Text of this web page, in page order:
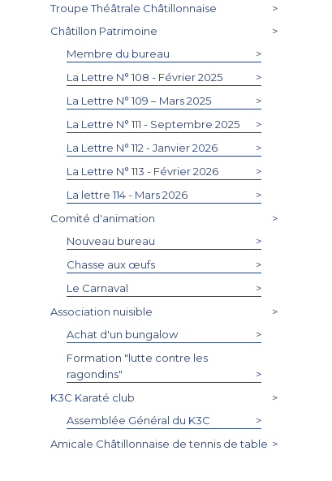
Troupe Théâtrale Châtillonnaise
>
Châtillon Patrimoine
>
Membre du bureau
>
La Lettre N° 108 - Février 2025
>
La Lettre N° 109 – Mars 2025
>
La Lettre N° 111 - Septembre 2025
>
La Lettre N° 112 - Janvier 2026
>
La Lettre N° 113 - Février 2026
>
La lettre 114 - Mars 2026
>
Comité d'animation
>
Nouveau bureau
>
Chasse aux œufs
>
Le Carnaval
>
Association nuisible
>
Achat d'un bungalow
>
Formation "lutte contre les
ragondins"
>
K3C Karaté club
>
Assemblée Général du K3C
>
Amicale Châtillonnaise de tennis de table >